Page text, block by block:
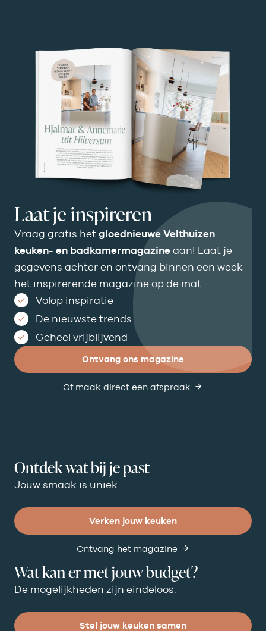
Laat je inspireren
Vraag gratis het gloednieuwe Velthuizen
keuken- en badkamermagazine aan! Laat je
gegevens achter en ontvang binnen een week
het inspirerende magazine op de mat.
Volop inspiratie
De nieuwste trends
Geheel vrijblijvend
Ontvang ons magazine
Of maak direct een afspraak
Ontdek wat bij je past
Jouw smaak is uniek.
Verken jouw keuken
Ontvang het magazine
Wat kan er met jouw budget?
De mogelijkheden zijn eindeloos.
Stel jouw keuken samen